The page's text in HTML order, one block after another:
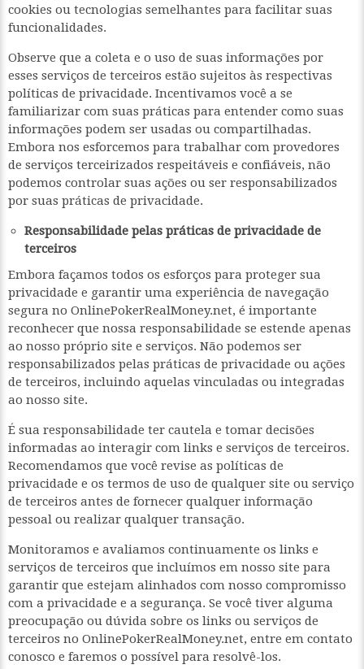
cookies ou tecnologias semelhantes para facilitar suas
funcionalidades.
Observe que a coleta e o uso de suas informações por
esses serviços de terceiros estão sujeitos às respectivas
políticas de privacidade. Incentivamos você a se
familiarizar com suas práticas para entender como suas
informações podem ser usadas ou compartilhadas.
Embora nos esforcemos para trabalhar com provedores
de serviços terceirizados respeitáveis e confiáveis, não
podemos controlar suas ações ou ser responsabilizados
por suas práticas de privacidade.
Responsabilidade pelas práticas de privacidade de
terceiros
Embora façamos todos os esforços para proteger sua
privacidade e garantir uma experiência de navegação
segura no OnlinePokerRealMoney.net, é importante
reconhecer que nossa responsabilidade se estende apenas
ao nosso próprio site e serviços. Não podemos ser
responsabilizados pelas práticas de privacidade ou ações
de terceiros, incluindo aquelas vinculadas ou integradas
ao nosso site.
É sua responsabilidade ter cautela e tomar decisões
informadas ao interagir com links e serviços de terceiros.
Recomendamos que você revise as políticas de
privacidade e os termos de uso de qualquer site ou serviço
de terceiros antes de fornecer qualquer informação
pessoal ou realizar qualquer transação.
Monitoramos e avaliamos continuamente os links e
serviços de terceiros que incluímos em nosso site para
garantir que estejam alinhados com nosso compromisso
com a privacidade e a segurança. Se você tiver alguma
preocupação ou dúvida sobre os links ou serviços de
terceiros no OnlinePokerRealMoney.net, entre em contato
conosco e faremos o possível para resolvê-los.